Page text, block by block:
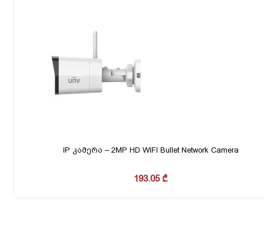
IP კამერა – 2MP HD WIFI Bullet Network Camera
193.05₾